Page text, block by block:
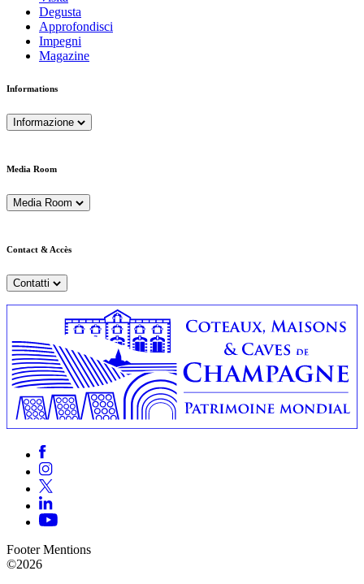
Degusta
Approfondisci
Impegni
Magazine
Informations
Informazione
Media Room
Media Room
Contact & Accès
Contatti
Footer Mentions
©2026